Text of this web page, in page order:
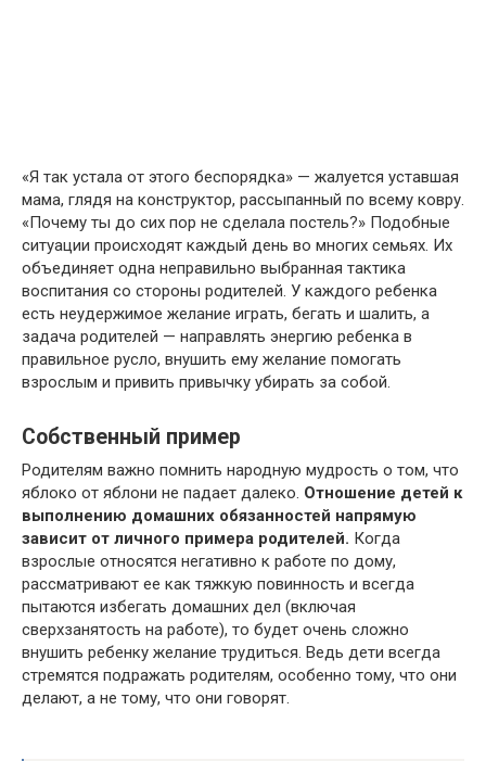
«Я так устала от этого беспорядка» — жалуется уставшая
мама, глядя на конструктор, рассыпанный по всему ковру.
«Почему ты до сих пор не сделала постель?» Подобные
ситуации происходят каждый день во многих семьях. Их
объединяет одна неправильно выбранная тактика
воспитания со стороны родителей. У каждого ребенка
есть неудержимое желание играть, бегать и шалить, а
задача родителей — направлять энергию ребенка в
правильное русло, внушить ему желание помогать
взрослым и привить привычку убирать за собой.
Собственный пример
Родителям важно помнить народную мудрость о том, что
яблоко от яблони не падает далеко. Отношение детей к
выполнению домашних обязанностей напрямую
зависит от личного примера родителей. Когда
взрослые относятся негативно к работе по дому,
рассматривают ее как тяжкую повинность и всегда
пытаются избегать домашних дел (включая
сверхзанятость на работе), то будет очень сложно
внушить ребенку желание трудиться. Ведь дети всегда
стремятся подражать родителям, особенно тому, что они
делают, а не тому, что они говорят.